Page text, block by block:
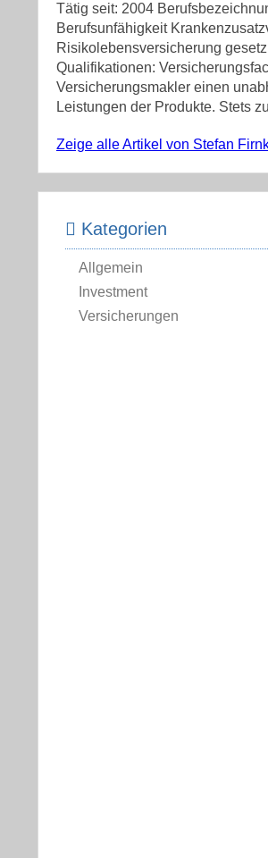
Tätig seit: 2004
Berufsunfähigkeit
Risikolebensversicherung
Qualifikationen:
Versicherungsmakler einen
Leistungen der Produkte. Stets
Zeige alle Artikel von Stefan
Kategorien
Allgemein
Investment
Versicherungen